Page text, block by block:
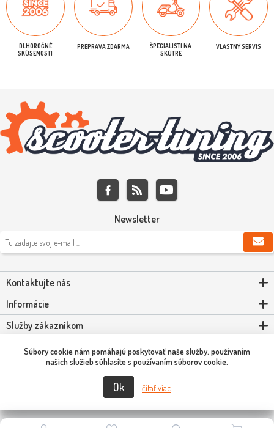
DLHOROČNÉ
SKÚSENOSTI
PREPRAVA ZDARMA
ŠPECIALISTI NA
SKÚTRE
VLASTNÝ SERVIS
Newsletter
Kontaktujte nás
Informácie
Služby zákazníkom
Môj účet
Copyright © 2026 Scooter-Tuning SK. Všetky práva vyhradené.
Súbory cookie nám pomáhajú poskytovať naše služby. používaním
našich služieb súhlasíte s používaním súborov cookie.
Ok čítať viac